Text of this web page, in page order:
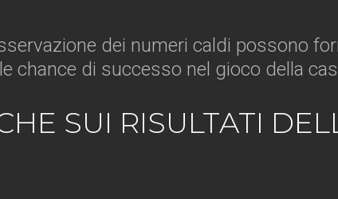
dei numeri caldi possono
chance di successo nel gioco della
SUI RISULTATI